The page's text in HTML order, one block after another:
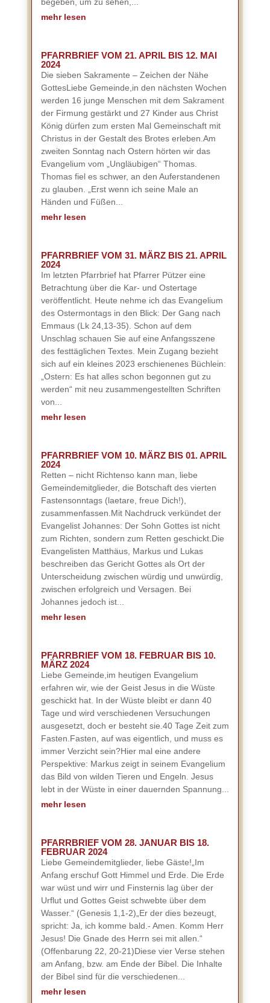
mehr lesen
PFARRBRIEF VOM 21. APRIL BIS 12. MAI
2024
Die sieben Sakramente – Zeichen der Nähe
GottesLiebe Gemeinde,in den nächsten Wochen
werden 16 junge Menschen mit dem Sakrament
der Firmung gestärkt und 27 Kinder aus Christ
König dürfen zum ersten Mal Gemeinschaft mit
Christus in der Gestalt des Brotes erleben.Am
zweiten Sonntag nach Ostern hörten wir das
Evangelium vom „Ungläubigen“ Thomas.
Thomas fiel es schwer, an den Auferstandenen
zu glauben. „Erst wenn ich seine Male an
Händen und Füßen...
mehr lesen
PFARRBRIEF VOM 31. MÄRZ BIS 21. APRIL
2024
Im letzten Pfarrbrief hat Pfarrer Pützer eine
Betrachtung über die Kar- und Ostertage
veröffentlicht. Heute nehme ich das Evangelium
des Ostermontags in den Blick: Der Gang nach
Emmaus (Lk 24,13-35). Schon auf dem
Unschlag schauen Sie auf eine Anfangsszene
des festtäglichen Textes. Mein Zugang bezieht
sich auf ein kleines 2023 erschienenes Büchlein:
„Ostern: Es hat alles schon begonnen gut zu
werden“ mit neu zusammengestellten Schriften
von...
mehr lesen
PFARRBRIEF VOM 10. MÄRZ BIS 01. APRIL
2024
Retten – nicht Richtenso kann man, liebe
Gemeindemitglieder, die Botschaft des vierten
Fastensonntags (laetare, freue Dich!),
zusammenfassen.Mit Nachdruck verkündet der
Evangelist Johannes: Der Sohn Gottes ist nicht
zum Richten, sondern zum Retten geschickt.Die
Evangelisten Matthäus, Markus und Lukas
beschreiben das Gericht Gottes als Ort der
Unterscheidung zwischen würdig und unwürdig,
zwischen erfolgreich und Versagen. Bei
Johannes jedoch ist...
mehr lesen
PFARRBRIEF VOM 18. FEBRUAR BIS 10.
MÄRZ 2024
Liebe Gemeinde,im heutigen Evangelium
erfahren wir, wie der Geist Jesus in die Wüste
geschickt hat. In der Wüste bleibt er dann 40
Tage und wird verschiedenen Versuchungen
ausgesetzt, doch er besteht sie.40 Tage Zeit zum
Fasten.Fasten, auf was eigentlich, und muss es
immer Verzicht sein?Hier mal eine andere
Perspektive: Markus zeigt in seinem Evangelium
das Bild von wilden Tieren und Engeln. Jesus
lebt in der Wüste in einer dauernden Spannung...
mehr lesen
PFARRBRIEF VOM 28. JANUAR BIS 18.
FEBRUAR 2024
Liebe Gemeindemitglieder, liebe Gäste!„Im
Anfang erschuf Gott Himmel und Erde. Die Erde
war wüst und wirr und Finsternis lag über der
Urflut und Gottes Geist schwebte über dem
Wasser.“ (Genesis 1,1-2)„Er der dies bezeugt,
spricht: Ja, ich komme bald.- Amen. Komm Herr
Jesus! Die Gnade des Herrn sei mit allen.“
(Offenbarung 22, 20-21)Diese vier Verse stehen
am Anfang, bzw. am Ende der Bibel. Die Inhalte
der Bibel sind für die verschiedenen...
mehr lesen